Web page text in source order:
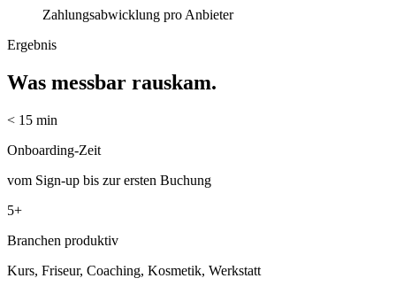
Zahlungsabwicklung pro Anbieter
Ergebnis
Was messbar rauskam.
< 15 min
Onboarding-Zeit
vom Sign-up bis zur ersten Buchung
5+
Branchen produktiv
Kurs, Friseur, Coaching, Kosmetik, Werkstatt